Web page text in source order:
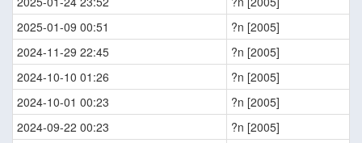
2025-01-09 00:51
?n [2005]
2024-11-29 22:45
?n [2005]
2024-10-10 01:26
?n [2005]
2024-10-01 00:23
?n [2005]
2024-09-22 00:23
?n [2005]